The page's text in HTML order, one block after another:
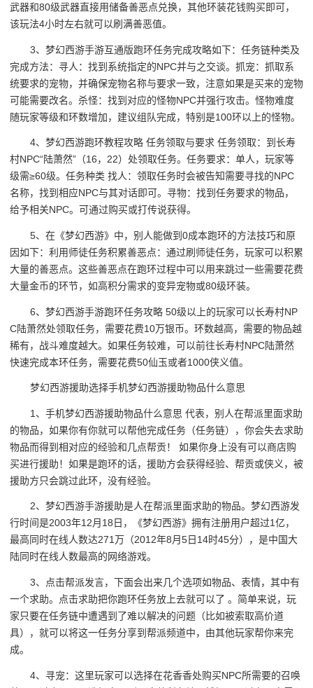
武器和80级武器直接用储备善恶点兑换，其他环装花钱购买即可，
该玩法4小时左右就可以刷满善恶值。
3、梦幻西游手游互通版跑环任务完成攻略如下：任务链种类及
完成方法：寻人：找到系统指定的NPC并与之交谈。抓宠：抓取系
统要求的宠物，并确保宠物名称与要求一致，注意如果是买来的宠物
可能需要改名。杀怪：找到对应的怪物NPC并强行攻击。怪物难度
随玩家等级和环数增加，建议组队完成，特别是100环以上的怪物。
4、梦幻西游跑环教程攻略 任务领取与要求 任务领取：到长寿
村NPC“陆萧然”（16，22）处领取任务。任务要求：单人，玩家等
级需≥60级。任务种类 找人：领取任务时会被告知需要寻找的NPC
名称，找到相应NPC与其对话即可。寻物：找到任务要求的物品，
给予相关NPC。可通过购买或打传说获得。
5、在《梦幻西游》中，别人能做到0成本跑环的方法技巧和原
因如下：利用师徒任务积累善恶点：通过刷师徒任务，玩家可以积累
大量的善恶点。这些善恶点在跑环过程中可以用来跳过一些需要花费
大量金币的环节，如高积分需求的变异宠物或80级环装。
6、梦幻西游手游跑环任务攻略 50级以上的玩家可以长寿村NP
C陆萧然处领取任务，需要花费10万银币。环数越高，需要的物品越
稀有，战斗难度越大。如果任务较难，可以前往长寿村NPC陆萧然
快速完成本环任务，需要花费50仙玉或者1000侠义值。
梦幻西游援助选择手机梦幻西游援助物品什么意思
1、手机梦幻西游援助物品什么意思 代表，别人在帮派里面求助
的物品，如果你有你就可以帮他完成任务（任务链），你会失去求助
物品而得到相对应的经验和几点帮贡！ 如果你身上没有可以商店购
买进行援助！如果是跑环的话，援助方会获得经验、帮贡或侠义，被
援助方只会跳过此环，没有经验。
2、梦幻西游手游援助是人在帮派里面求助的物品。梦幻西游发
行时间是2003年12月18日，《梦幻西游》拥有注册用户超过1亿，
最高同时在线人数达271万（2012年8月5日14时45分），是中国大
陆同时在线人数最高的网络游戏。
3、点击帮派发言，下面会出来几个选项如物品、表情，其中有
一个求助。点击求助把你跑环任务放上去就可以了 。简单来说，玩
家只要在任务链中遭遇到了难以解决的问题（比如被索取高价道
具），就可以将这一任务分享到帮派频道中，由其他玩家帮你来完
成。
4、寻宠：这里玩家可以选择在花香香处购买NPC所需要的召唤